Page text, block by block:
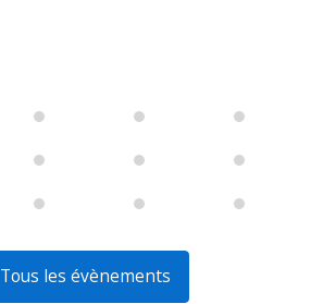
Tous les évènements